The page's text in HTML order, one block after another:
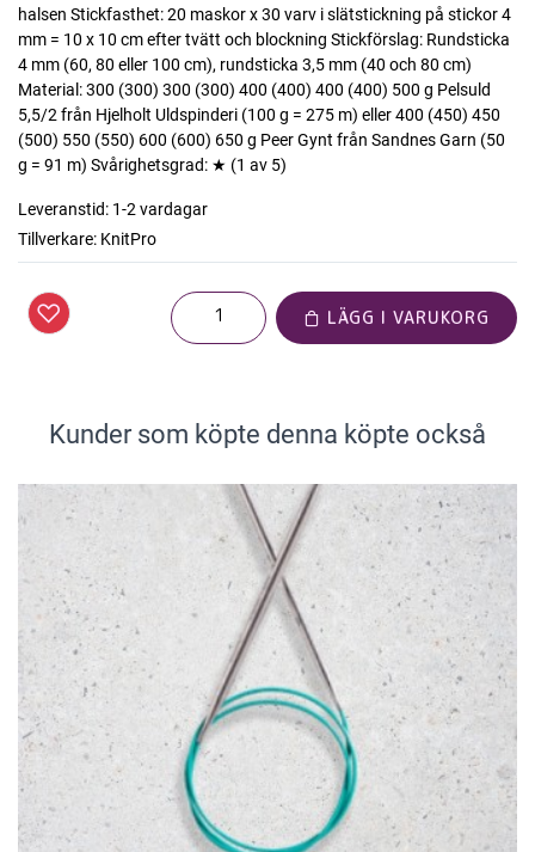
halsen Stickfasthet: 20 maskor x 30 varv i slätstickning på stickor 4
mm = 10 x 10 cm efter tvätt och blockning Stickförslag: Rundsticka
4 mm (60, 80 eller 100 cm), rundsticka 3,5 mm (40 och 80 cm)
Material: 300 (300) 300 (300) 400 (400) 400 (400) 500 g Pelsuld
5,5/2 från Hjelholt Uldspinderi (100 g = 275 m) eller 400 (450) 450
(500) 550 (550) 600 (600) 650 g Peer Gynt från Sandnes Garn (50
g = 91 m) Svårighetsgrad: ★ (1 av 5)
Leveranstid: 1-2 vardagar
Tillverkare: KnitPro
LÄGG I VARUKORG
Kunder som köpte denna köpte också